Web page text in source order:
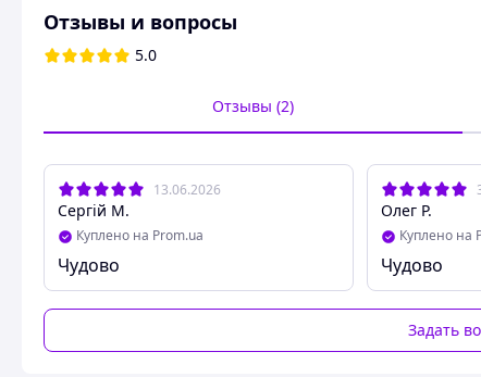
Вентилятор DOMOTEC MS-1622 вентилятор
Отзывы и вопросы
5.0
Отзывы (2)
13.06.2026
Сергій М.
Куплено на Prom.ua
Чудово
Олег Р.
Куплено на
Чудово
Задать